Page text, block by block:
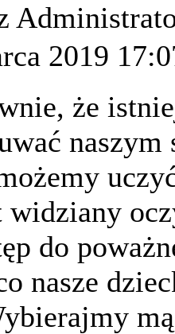
2019
że
do
nasze